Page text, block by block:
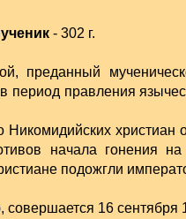
- 302 г.
преданный
период правления
христиан
начала гонения
подожгли
16 сентября